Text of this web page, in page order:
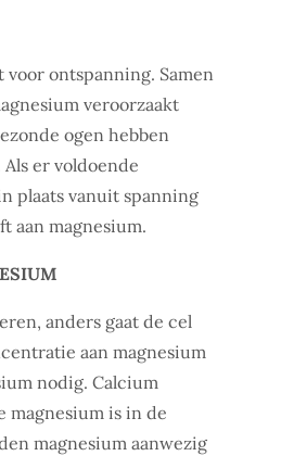
ontspanning. Samen
veroorzaakt
ogen hebben
er voldoende
plaats vanuit spanning
aan magnesium.
anders gaat de cel
aan magnesium
nodig. Calcium
magnesium is in de
magnesium aanwezig